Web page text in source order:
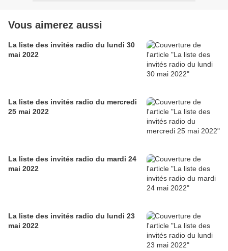
Vous aimerez aussi
La liste des invités radio du lundi 30
mai 2022
La liste des invités radio du mercredi
25 mai 2022
La liste des invités radio du mardi 24
mai 2022
La liste des invités radio du lundi 23
mai 2022